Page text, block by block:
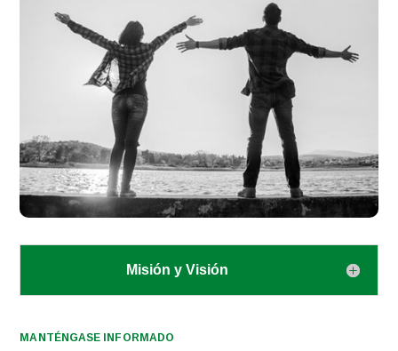
Misión y Visión
MANTÉNGASE INFORMADO